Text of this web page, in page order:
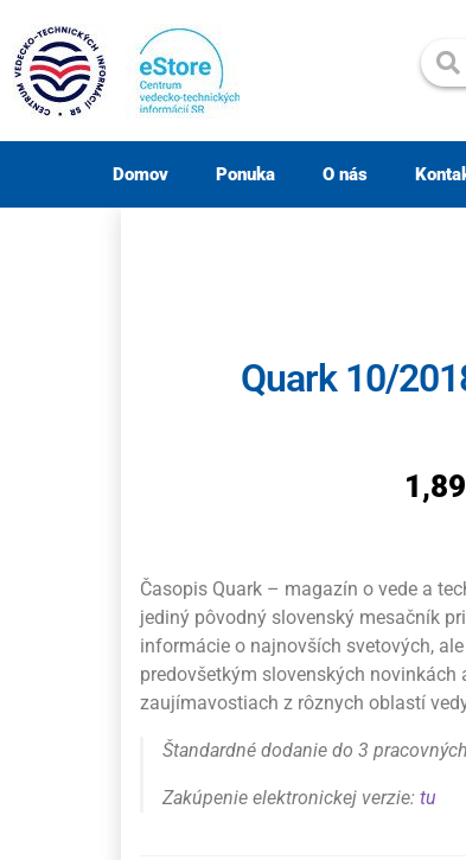
Domov Ponuka O nás
Quark 10/
1,89
Časopis Quark – magazín o vede a
jediný pôvodný slovenský mesačník
informácie o najnovších svetových, ale
predovšetkým slovenských novinkách
zaujímavostiach z rôznych oblastí
Štandardné dodanie do 3
Zakúpenie elektronickej verzie: tu